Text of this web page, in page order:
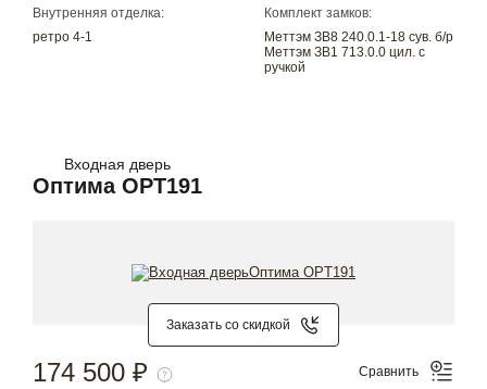
Внутренняя отделка:
ретро 4-1
Комплект замков:
Меттэм ЗВ8 240.0.1-18 сув. б/р
Меттэм ЗВ1 713.0.0 цил. с
ручкой
Входная дверь
Оптима OPT191
Заказать со скидкой
174 500 ₽ Сравнить